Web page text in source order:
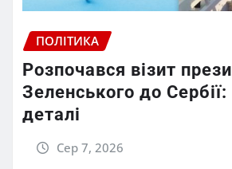
ПОЛІТИКА
Розпочався візит
Зеленського до Сербії:
деталі
Сер 7, 2026